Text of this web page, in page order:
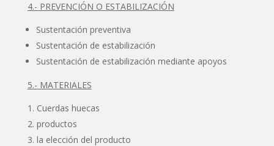
4.- PREVENCIÓN O ESTABILIZACIÓN
Sustentación preventiva
Sustentación de estabilización
Sustentación de estabilización mediante apoyos
5.- MATERIALES
Cuerdas huecas
productos
la elección del producto